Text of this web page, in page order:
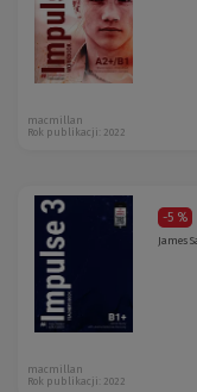
macmillan
Rok publikacji: 2022
-5 %
James
macmillan
Rok publikacji: 2022